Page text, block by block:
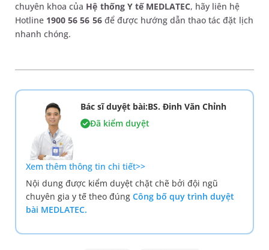
chuyên khoa của Hệ thống Y tế MEDLATEC, hãy liên hệ
Hotline 1900 56 56 56để được hướng dẫn thao tác đặt lịch
nhanh chóng.
Bác sĩ duyệt bài:BS. Đinh Văn Chỉnh
Đã kiểm duyệt
Xem thêm thông tin chi tiết>>
Nội dung được kiểm duyệt chặt chẽ bởi đội ngũ
chuyên gia y tế theo đúng Công bố quy trình duyệt
bài MEDLATEC.